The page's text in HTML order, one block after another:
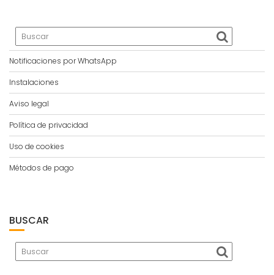
Notificaciones por WhatsApp
Instalaciones
Aviso legal
Política de privacidad
Uso de cookies
Métodos de pago
BUSCAR